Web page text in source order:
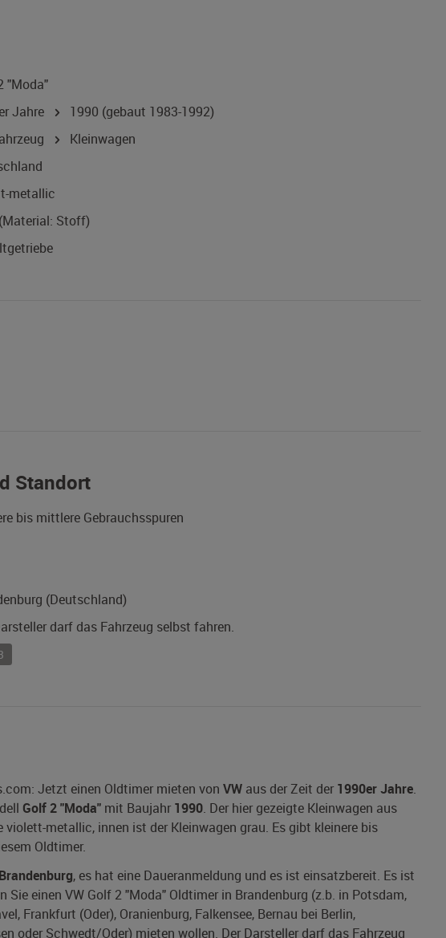
"Moda"
Jahre 1990 (gebaut 1983-1992)
Kleinwagen
metallic
Stoff)
Standort
bis mittlere Gebrauchsspuren
(Deutschland)
darf das Fahrzeug selbst fahren.
Jetzt einen Oldtimer mieten von VW aus der Zeit der 1990er Jahre.
Golf 2 "Moda" mit Baujahr 1990. Der hier gezeigte Kleinwagen aus
violett-metallic, innen ist der Kleinwagen grau. Es gibt kleinere bis
Oldtimer.
Brandenburg, es hat eine Daueranmeldung und es ist einsatzbereit. Es ist
Sie einen VW Golf 2 "Moda" Oldtimer in Brandenburg (z.b. in Potsdam,
Frankfurt (Oder), Oranienburg, Falkensee, Bernau bei Berlin,
oder Schwedt/Oder) mieten wollen. Der Darsteller darf das Fahrzeug